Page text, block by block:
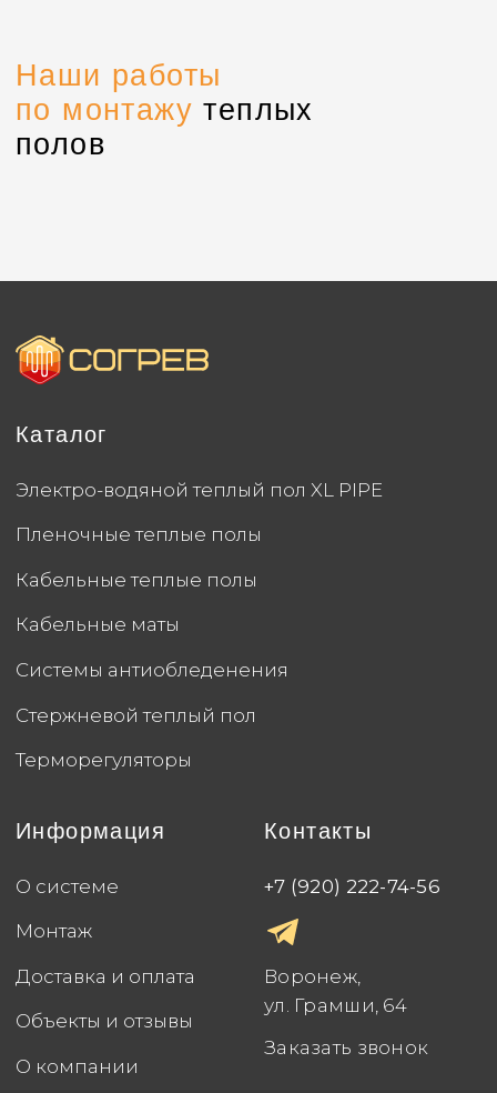
О компании
Контакты
Заказать звонок
Партнерская программа